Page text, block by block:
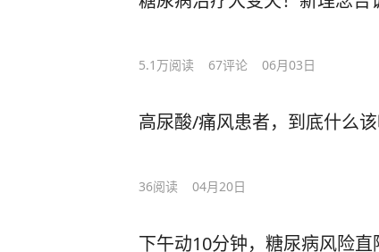
5.1万阅读 67评论 06月03日
高尿酸/痛风患者，到底什么
36阅读 04月20日
下午动10分钟，糖尿病风险